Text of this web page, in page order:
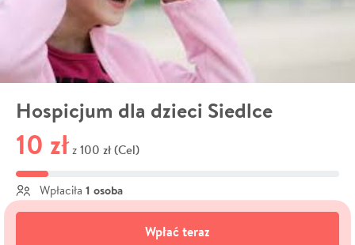
Hospicjum dla dzieci Siedlce
10 zł z 100 zł (Cel)
Wpłaciła 1 osoba
Wpłać teraz